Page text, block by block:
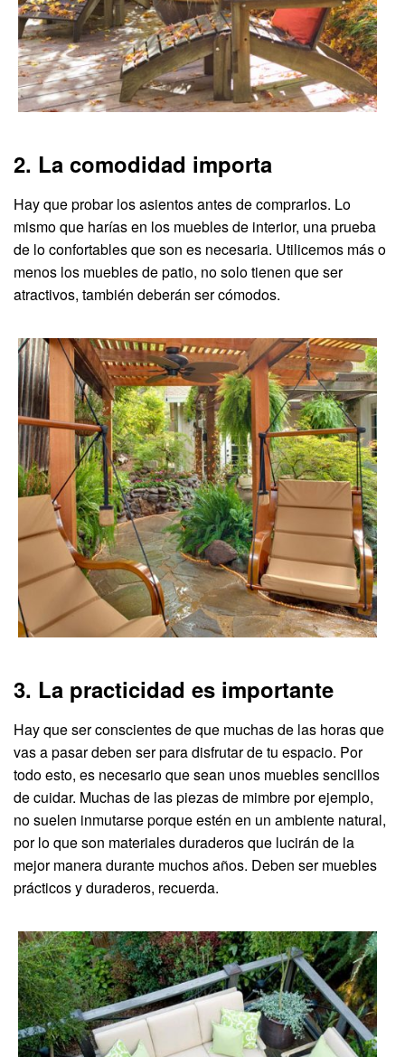
2. La comodidad importa
Hay que probar los asientos antes de comprarlos. Lo
mismo que harías en los muebles de interior, una prueba
de lo confortables que son es necesaria. Utilicemos más o
menos los muebles de patio, no solo tienen que ser
atractivos, también deberán ser cómodos.
3. La practicidad es importante
Hay que ser conscientes de que muchas de las horas que
vas a pasar deben ser para disfrutar de tu espacio. Por
todo esto, es necesario que sean unos muebles sencillos
de cuidar. Muchas de las piezas de mimbre por ejemplo,
no suelen inmutarse porque estén en un ambiente natural,
por lo que son materiales duraderos que lucirán de la
mejor manera durante muchos años. Deben ser muebles
prácticos y duraderos, recuerda.